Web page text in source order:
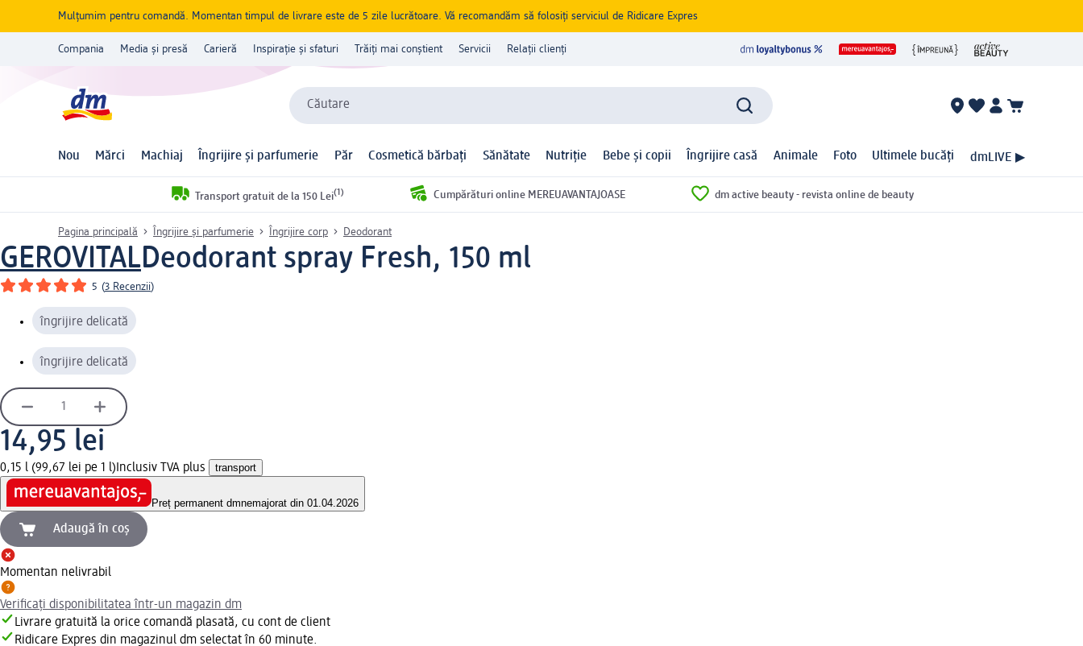
Mulțumim pentru comandă. Momentan timpul de livrare este de 5 zile lucrătoare. Vă recomandăm să folosiți serviciul de Ridicare Expres
Compania Media și presă Carieră Inspirație și sfaturi Trăiți mai conștient Servicii Relații clienți
Căutare
Nou Mărci Machiaj Îngrijire și parfumerie Păr Cosmetică bărbați Sănătate Nutriție Bebe și copii Îngrijire casă Animale Foto Ultimele bucăți dmLIVE ▶
Transport gratuit de la 150 Lei(1) Cumpărături online MEREUAVANTAJOASE dm active beauty - revista online de beauty
Pagina principală Îngrijire și parfumerie Îngrijire corp Deodorant
GEROVITALDeodorant spray Fresh, 150 ml
5 (3 Recenzii)
îngrijire delicată
îngrijire delicată
14,95 lei
0,15 l (99,67 lei pe 1 l) Inclusiv TVA plus transport
Preț permanent dmnemajorat din 01.04.2026
Adaugă în coș
Momentan nelivrabil
Verificați disponibilitatea într-un magazin dm
Livrare gratuită la orice comandă plasată, cu cont de client
Ridicare Expres din magazinul dm selectat în 60 minute.